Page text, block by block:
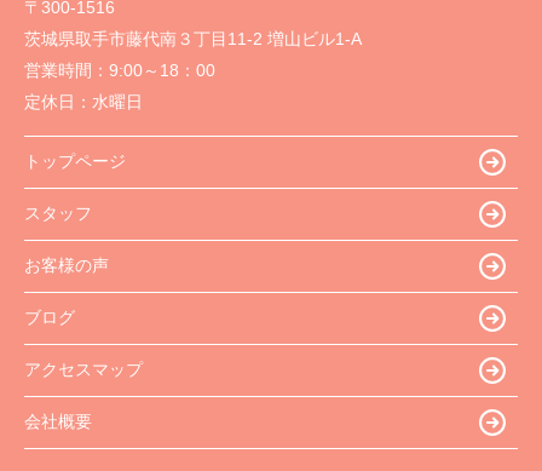
〒300-1516
茨城県取手市藤代南３丁目11-2 増山ビル1-A
営業時間： 9:00～18：00
定休日： 水曜日
トップページ
スタッフ
お客様の声
ブログ
アクセスマップ
会社概要